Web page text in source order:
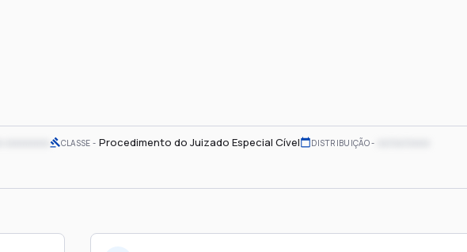
CLASSE Procedimento do Juizado Especial Cível DISTRIBUIÇÃO